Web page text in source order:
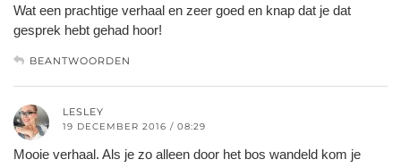
Wat een prachtige verhaal en zeer goed en knap dat je dat
gesprek hebt gehad hoor!
BEANTWOORDEN
LESLEY
19 DECEMBER 2016 / 08:29
Mooie verhaal. Als je zo alleen door het bos wandeld kom je